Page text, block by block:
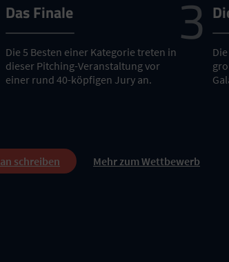
Das Finale
Die 5 Besten einer Kategorie treten in
dieser Pitching-Veranstaltung vor
einer rund 40-köpfigen Jury an.
schreiben Mehr zum Wettbewerb